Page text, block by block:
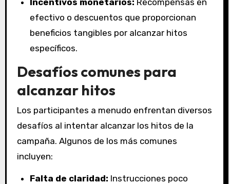
efectivo o descuentos que proporcionan
beneficios tangibles por alcanzar hitos
específicos.
Desafíos comunes para
alcanzar hitos
Los participantes a menudo enfrentan diversos
desafíos al intentar alcanzar los hitos de la
campaña. Algunos de los más comunes
incluyen:
Falta de claridad: Instrucciones poco